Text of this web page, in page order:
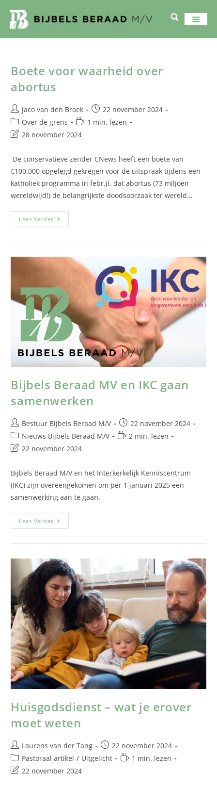
Boete voor waarheid over
abortus
Jaco van den Broek
22 november 2024
Over de grens
1 min. lezen
28 november 2024
De conservatieve zender CNews heeft een boete van
€100.000 opgelegd gekregen voor de uitspraak tijdens een
katholiek programma in febr.jl. dat abortus (73 miljoen
wereldwijd!) de belangrijkste doodsoorzaak ter wereld…
Lees Verder
Bijbels Beraad MV en IKC gaan
samenwerken
Bestuur Bijbels Beraad M/V
22 november 2024
Nieuws Bijbels Beraad M/V
2 min. lezen
22 november 2024
Bijbels Beraad M/V en het Interkerkelijk Kenniscentrum
(IKC) zijn overeengekomen om per 1 januari 2025 een
samenwerking aan te gaan.
Lees Verder
Huisgodsdienst – wat je erover
moet weten
Laurens van der Tang
22 november 2024
Pastoraal artikel / Uitgelicht
1 min. lezen
22 november 2024